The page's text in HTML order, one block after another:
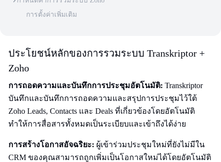
การตั้งค่าเพิ่มเติม
ประโยชน์หลักของการรวมระบบ Transkriptor +
Zoho
การถอดความและบันทึกการประชุมอัตโนมัติ: Transkriptor
บันทึกและบันทึกการถอดความและสรุปการประชุมไว้ใต้
Zoho Leads, Contacts และ Deals ที่เกี่ยวข้องโดยอัตโนมัติ
ทำให้การสื่อสารทั้งหมดเป็นระเบียบและเข้าถึงได้ง่าย
การสร้างโอกาสอัจฉริยะ: ผู้เข้าร่วมประชุมใหม่ที่ยังไม่มีใน
CRM ของคุณสามารถถูกเพิ่มเป็นโอกาสใหม่ได้โดยอัตโนมัติ